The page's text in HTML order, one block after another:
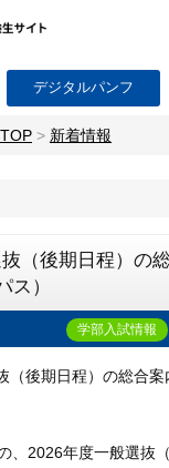
デジタルパンフ
> 新着情報
（後期日程）の
ス）
学部入試情報
後期日程）の総合案
、2026年度一般選抜